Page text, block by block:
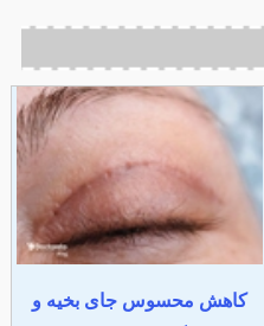
کاهش محسوس جای بخیه و